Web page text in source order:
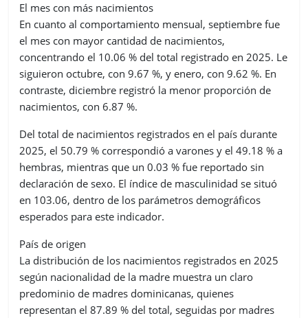
El mes con más nacimientos
En cuanto al comportamiento mensual, septiembre fue
el mes con mayor cantidad de nacimientos,
concentrando el 10.06 % del total registrado en 2025. Le
siguieron octubre, con 9.67 %, y enero, con 9.62 %. En
contraste, diciembre registró la menor proporción de
nacimientos, con 6.87 %.
Del total de nacimientos registrados en el país durante
2025, el 50.79 % correspondió a varones y el 49.18 % a
hembras, mientras que un 0.03 % fue reportado sin
declaración de sexo. El índice de masculinidad se situó
en 103.06, dentro de los parámetros demográficos
esperados para este indicador.
País de origen
La distribución de los nacimientos registrados en 2025
según nacionalidad de la madre muestra un claro
predominio de madres dominicanas, quienes
representan el 87.89 % del total, seguidas por madres